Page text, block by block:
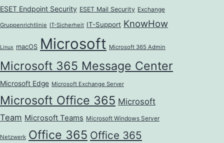
ESET Endpoint Security ESET Mail Security Exchange
Gruppenrichtlinie IT-Sicherheit IT-Support KnowHow
Linux macOS Microsoft Microsoft 365 Admin
Microsoft 365 Message Center
Microsoft Edge Microsoft Exchange Server
Microsoft Office 365 Microsoft
Team Microsoft Teams Microsoft Windows Server
Netzwerk Office 365 Office 365